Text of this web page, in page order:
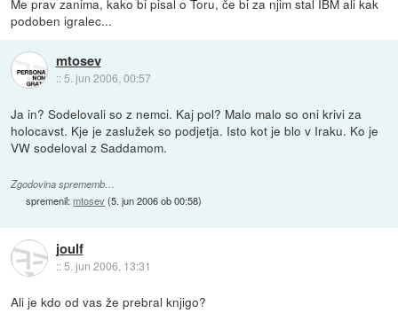
Me prav zanima, kako bi pisal o Toru, če bi za njim stal IBM ali kak
podoben igralec...
mtosev
:: 5. jun 2006, 00:57
Ja in? Sodelovali so z nemci. Kaj pol? Malo malo so oni krivi za
holocavst. Kje je zaslužek so podjetja. Isto kot je blo v Iraku. Ko je
VW sodeloval z Saddamom.
Zgodovina sprememb…
spremenil:mtosev(5. jun 2006 ob 00:58)
joulf
::5. jun 2006, 13:31
Ali je kdo od vas že prebral knjigo?